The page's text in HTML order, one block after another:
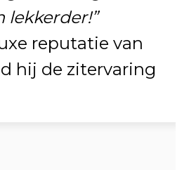
lekkerder!”
reputatie van
hij de zitervaring